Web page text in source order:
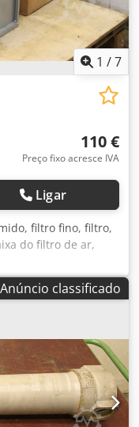
1 /7
110 €
Preço fixo acresce IVA
Ligar
filtro fino, filtro,
do filtro de ar,
filtro compacto,
camfil, tipo
não utilizado -
3x filtro de ar
embalagem:
Anúncio classificado